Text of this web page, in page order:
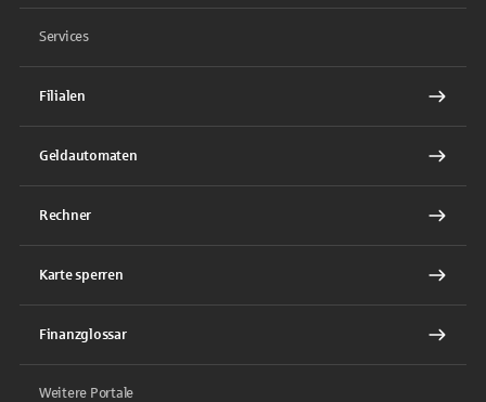
Services
Filialen
Geldautomaten
Rechner
Karte sperren
Finanzglossar
Weitere Portale